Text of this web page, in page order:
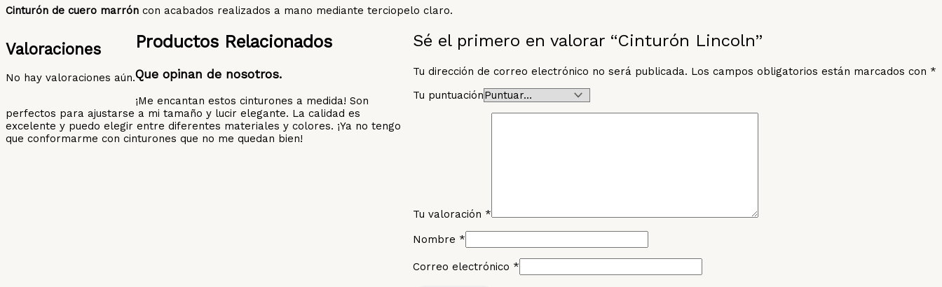
Cinturón de cuero marrón con acabados realizados a mano mediante terciopelo claro.
Valoraciones
No hay valoraciones aún.
Sé el primero en valorar “Cinturón Lincoln”
Tu dirección de correo electrónico no será publicada. Los campos obligatorios están marcados con *
Tu puntuación
Tu valoración *
Nombre *
Correo electrónico *
Productos Relacionados
Que opinan de nosotros.
¡Me encantan estos cinturones a medida! Son
perfectos para ajustarse a mi tamaño y lucir elegante. La calidad es
excelente y puedo elegir entre diferentes materiales y colores. ¡Ya no tengo
que conformarme con cinturones que no me quedan bien!